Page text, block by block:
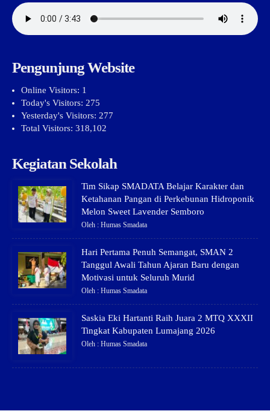
Pengunjung Website
Online Visitors: 1
Today's Visitors: 275
Yesterday's Visitors: 277
Total Visitors: 318,102
Kegiatan Sekolah
Tim Sikap SMADATA Belajar Karakter dan
Ketahanan Pangan di Perkebunan Hidroponik
Melon Sweet Lavender Semboro
Oleh : Humas Smadata
Hari Pertama Penuh Semangat, SMAN 2
Tanggul Awali Tahun Ajaran Baru dengan
Motivasi untuk Seluruh Murid
Oleh : Humas Smadata
Saskia Eki Hartanti Raih Juara 2 MTQ XXXII
Tingkat Kabupaten Lumajang 2026
Oleh : Humas Smadata